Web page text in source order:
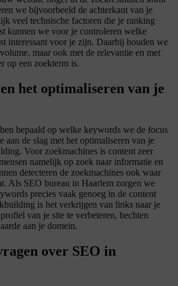
we bijvoorbeeld de achterkant van je
veel technische factoren die je ranking
kunnen we voor je controleren welke
interessant voor je zijn. Daarbij houden we
maar ook met de relevantie en met
op een zoekterm is.
het optimaliseren van je
bepaald op welke keywords we de focus
aan de slag met het optimaliseren van je
Voor zoekmachines is content zeer
namelijk op zoek naar informatie en
detecteren de zoekmachines ook waar
Als SEO bureau in Haarlem zorgen we
precies vaak genoeg in de content
is het verkrijgen van links naar je
van je site te verbeteren, hechten
aan je domein.
over SEO in